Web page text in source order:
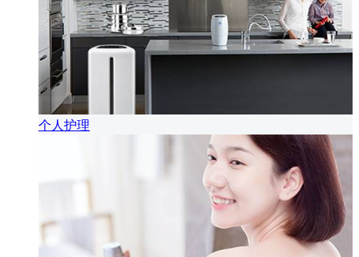
个人护理